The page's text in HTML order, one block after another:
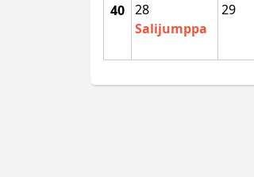
40 28
Salijumppa
29